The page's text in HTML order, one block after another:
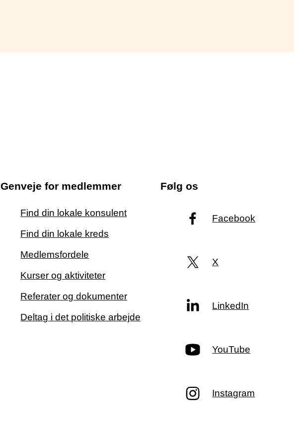
Genveje for medlemmer
Find din lokale konsulent
Find din lokale kreds
Medlemsfordele
Kurser og aktiviteter
Referater og dokumenter
Deltag i det politiske arbejde
Følg os
Facebook
X
LinkedIn
YouTube
Instagram